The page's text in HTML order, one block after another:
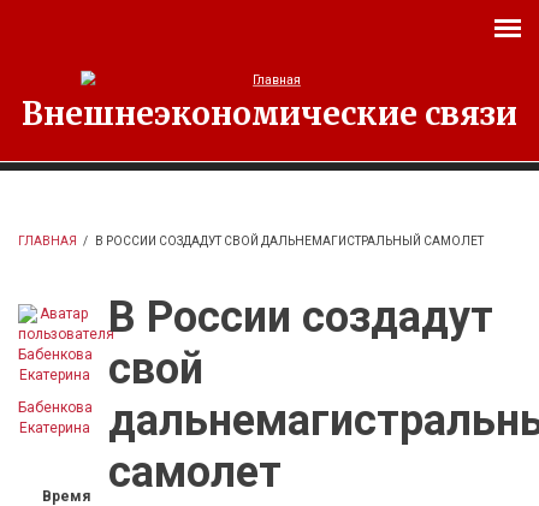
Внешнеэкономические связи
ГЛАВНАЯ / В РОССИИ СОЗДАДУТ СВОЙ ДАЛЬНЕМАГИСТРАЛЬНЫЙ САМОЛЕТ
Бабенкова
Екатерина
Время
В России создадут
свой
самолет